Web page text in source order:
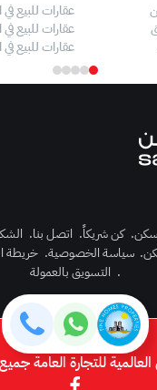
عقارات للبيع
عقارات للبيع في
عقارات للبيع
. كن شريكاً. اتصل بنا.
. سياسة الخصوصية. خريطة
. التسويق بالعمولة